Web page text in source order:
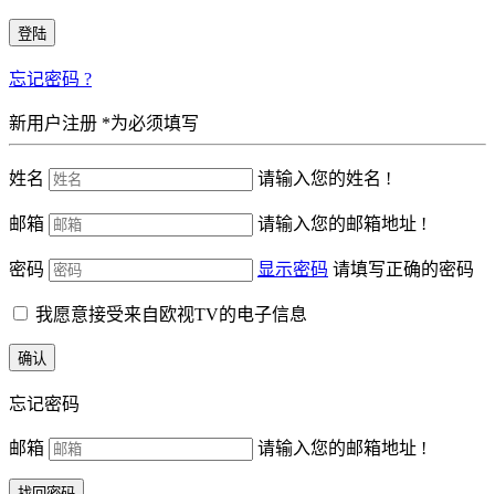
忘记密码 ?
新用户注册 *为必须填写
姓名 请输入您的姓名 !
邮箱 请输入您的邮箱地址 !
密码 显示密码 请填写正确的密码
我愿意接受来自欧视TV的电子信息
忘记密码
邮箱 请输入您的邮箱地址 !